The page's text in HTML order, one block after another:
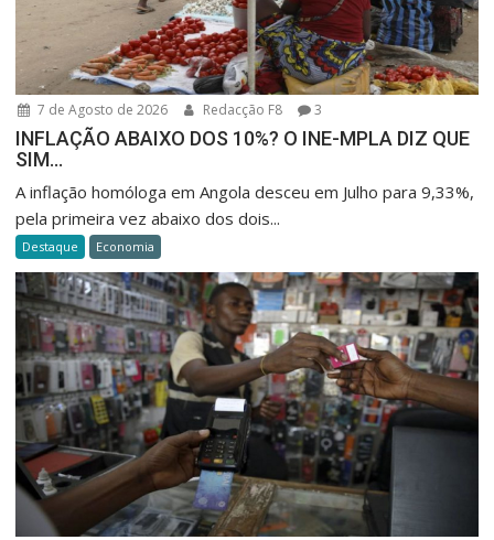
7 de Agosto de 2026 Redacção F8 3
INFLAÇÃO ABAIXO DOS 10%? O INE-MPLA DIZ QUE
SIM…
A inflação homóloga em Angola desceu em Julho para 9,33%,
pela primeira vez abaixo dos dois...
Destaque Economia